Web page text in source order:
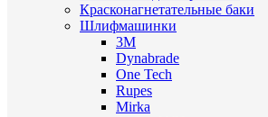
Красконагнетательные баки
Шлифмашинки
3M
Dynabrade
One Tech
Rupes
Mirka